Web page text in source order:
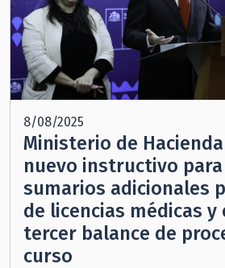
8/08/2025
Ministerio de
nuevo instructivo
sumarios adicionales
de licencias médicas y
tercer balance de
curso